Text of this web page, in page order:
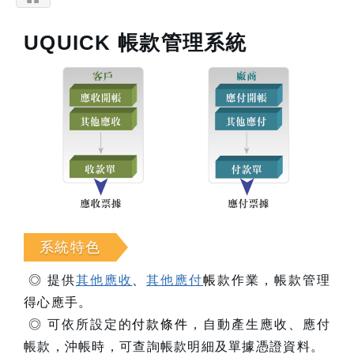
UQUICK 帳款管理系統
系統特色
◎ 提供其他應收 、其他應付帳款作業，帳款管理
得心應手。
◎ 可依所設定的付款條件 ，自動產生應收、應付
帳款，沖帳時，可查詢帳款明細及單據憑證資料。